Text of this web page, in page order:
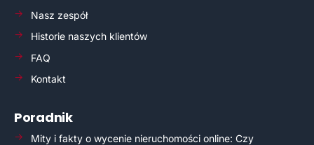
Nasz zespół
Historie naszych klientów
FAQ
Kontakt
Poradnik
Mity i fakty o wycenie nieruchomości online: Czy